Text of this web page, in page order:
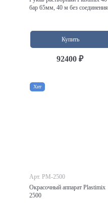
бар 65мм, 40 м без соединения
Купить
92400 ₽
Хит
Арт. PM-2500
Окрасочный аппарат Plastimix
2500